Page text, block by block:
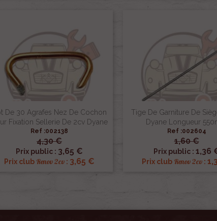
De 30 Agrafes Nez De Cochon
Fixation Sellerie De 2cv Dyane
Ref :002138
4,30 €
Prix public : 3,65 €
Prix club Renov 2cv : 3,65 €
 Aperçu rapide
Tige De Garniture De
Dyane Longueur
Ref :002604
1,60 €
Prix public : 1,36
Prix club Renov 2cv:
 Aperçu